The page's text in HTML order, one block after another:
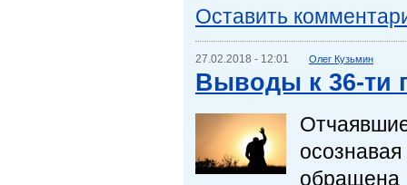
Оставить
27.02.2018 - 12:01 Олег Кузьмин
Выводы к 36-ти